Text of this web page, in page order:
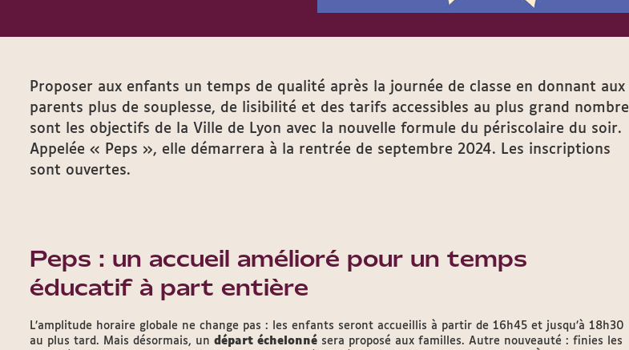
Proposer aux enfants un temps de qualité après la journée de classe en donnant aux
parents plus de souplesse, de lisibilité et des tarifs accessibles au plus grand nombre
sont les objectifs de la Ville de Lyon avec la nouvelle formule du périscolaire du soir.
Appelée « Peps », elle démarrera à la rentrée de septembre 2024. Les inscriptions
sont ouvertes.
Peps : un accueil amélioré pour un temps
éducatif à part entière
L’amplitude horaire globale ne change pas : les enfants seront accueillis à partir de 16h45 et jusqu’à 18h30
au plus tard. Mais désormais, un départ échelonné sera proposé aux familles. Autre nouveauté : finies les